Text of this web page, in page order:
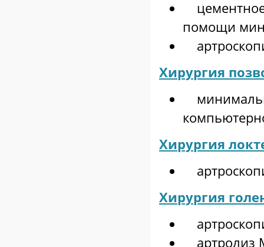
помощи
Хирургия
Хирургия
Хирургия
артролиз